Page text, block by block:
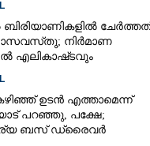
ബിരിയാണികളിൽ ചേർത്തത്
നിർമാണ
എലികാഷ്‌ടവും
ഉടൻ എത്താമെന്ന്
പറഞ്ഞു, പക്ഷേ;
ബസ് ഡ്രൈവ‌ർ